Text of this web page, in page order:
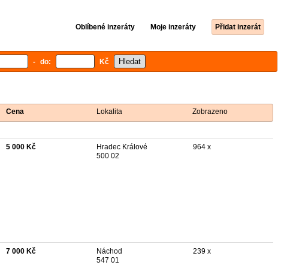
Oblíbené inzeráty Moje inzeráty Přidat inzerát
- do: Kč
Cena Lokalita Zobrazeno
5 000 Kč
Hradec Králové
500 02
964 x
7 000 Kč
Náchod
547 01
239 x